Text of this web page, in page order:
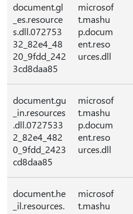
document.gl
_es.resource
s.dll.072753
32_82e4_48
20_9fdd_242
3cd8daa85
microsof
t.mashu
p.docum
ent.reso
urces.dll
document.gu
_in.resources
.dll.0727533
2_82e4_482
0_9fdd_2423
cd8daa85
microsof
t.mashu
p.docum
ent.reso
urces.dll
document.he
_il.resources.
microsof
t.mashu